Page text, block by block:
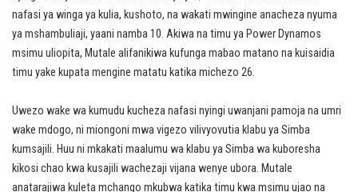
nafasi ya winga ya kulia, kushoto, na wakati mwingine anacheza nyuma
ya mshambuliaji, yaani namba 10. Akiwa na timu ya Power Dynamos
msimu uliopita, Mutale alifanikiwa kufunga mabao matano na kuisaidia
timu yake kupata mengine matatu katika michezo 26.
Uwezo wake wa kumudu kucheza nafasi nyingi uwanjani pamoja na umri
wake mdogo, ni miongoni mwa vigezo vilivyovutia klabu ya Simba
kumsajili. Huu ni mkakati maalumu wa klabu ya Simba wa kuboresha
kikosi chao kwa kusajili wachezaji vijana wenye ubora. Mutale
anatarajiwa kuleta mchango mkubwa katika timu kwa msimu ujao na